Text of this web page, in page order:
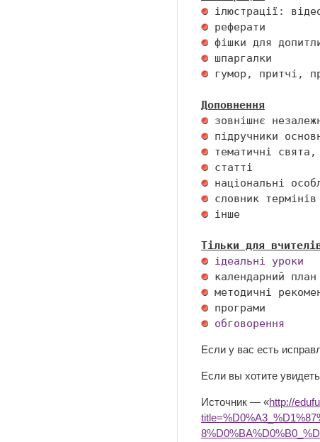
гумор, притчі,
Доповнення
інше
Тільки для
ідеальні уроки
обговорення
Если у вас есть
Если вы хотите
Источник — «http://